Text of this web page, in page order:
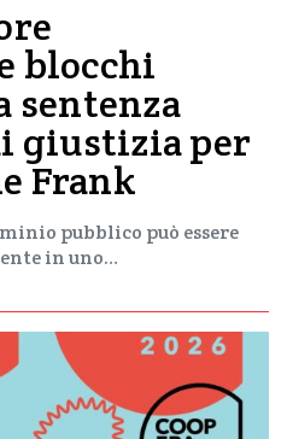
blocchi
sentenza
giustizia per
Frank
pubblico può essere
in uno…